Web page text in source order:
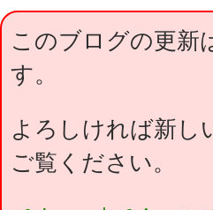
ス
キ
プ
このブログの更新
す。
よろしければ新し
ご覧ください。